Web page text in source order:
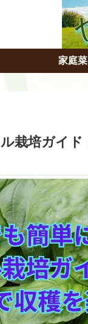
家庭
栽培ガイド